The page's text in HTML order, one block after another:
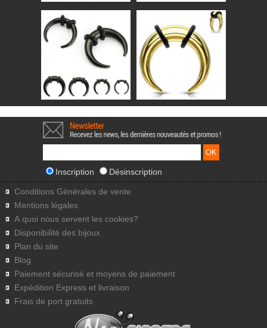
Inscription Désinscription
Conditions Générales de vente
Mentions légales
A quoi nous servent les cookies?
Disponibilité des bijoux
Plan du site
Blog
Paiement sécurisé et moyens de paiement
Expédition Express et livraison
Frais de port gratuits